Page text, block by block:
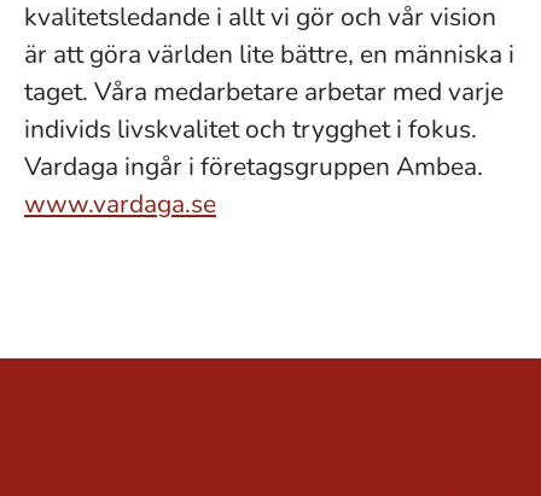
kvalitetsledande i allt vi gör och vår vision
är att göra världen lite bättre, en människa i
taget. Våra medarbetare arbetar med varje
individs livskvalitet och trygghet i fokus.
Vardaga ingår i företagsgruppen Ambea.
www.vardaga.se